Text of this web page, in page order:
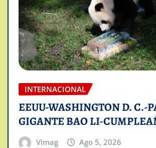
INTERNACIONAL
EEUU-WASHINGTON D. C.-
GIGANTE BAO LI-
Vimag Ago 5, 2026